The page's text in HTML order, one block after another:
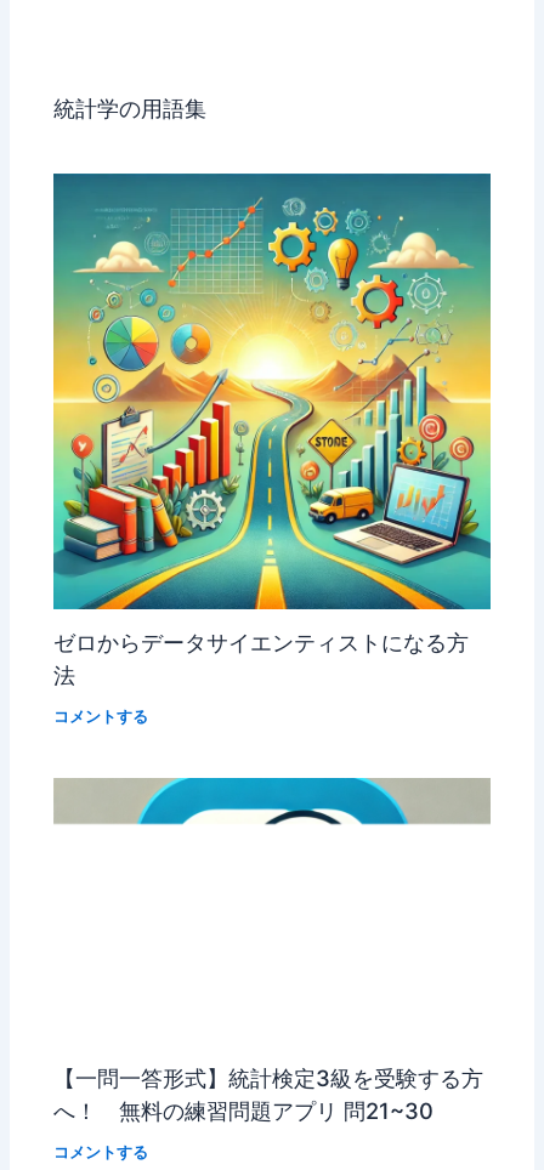
統計学の用語集
ゼロからデータサイエンティストになる方
法
コメントする
【一問一答形式】統計検定3級を受験する方
へ！ 無料の練習問題アプリ 問21~30
コメントする